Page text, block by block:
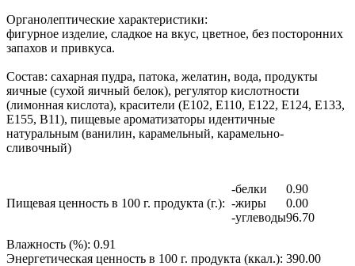
Органолептические характеристики:
фигурное изделие, сладкое на вкус, цветное, без посторонних
запахов и привкуса.
Состав: сахарная пудра, патока, желатин, вода, продукты
яичные (сухой яичный белок), регулятор кислотности
(лимонная кислота), красители (Е102, Е110, Е122, Е124, Е133,
Е155, В11), пищевые ароматизаторы идентичные
натуральным (ванилин, карамельный, карамельно-
сливочный)
Пищевая ценность в 100 г. продукта (г.):
-белки
0.90
-жиры
0.00
-углеводы96.70
Влажность (%): 0.91
Энергетическая ценность в 100 г. продукта (ккал.): 390.00